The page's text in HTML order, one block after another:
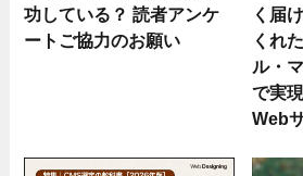
功している？ 読者アンケ
ートご協力のお願い
く届
くれ
ル・
で実
Web